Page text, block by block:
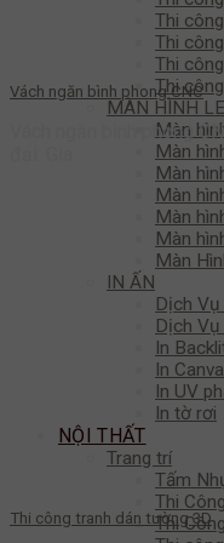
Thi
Thi
Thi
Thi
MÀN HÌNH
Màn
Màn
Màn
Màn
Màn
Màn
Màn
IN ẤN
Dịch
Dịch
In
In
In UV
In tờ rơi
NỘI THẤT
Trang trí
Tấm
Thi
Thi
Vách ngăn bình phong CNC
Vách ngăn bình phong
Thi công tranh dán tường 3D